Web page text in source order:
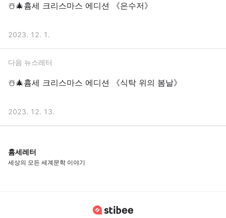
☃️🎄흄세 크리스마스 에디션 《은수저》
2023. 12. 1.
다음 뉴스레터
☃️🎄흄세 크리스마스 에디션 《식탁 위의 봄날》
2023. 12. 13.
흄세레터
세상의 모든 세계문학 이야기